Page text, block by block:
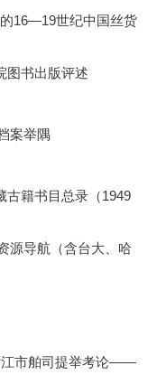
16—19世纪中国丝货
图书出版评述
案举隅
古籍书目总录（1949
源导航（含台大、哈
江市舶司提举考论——